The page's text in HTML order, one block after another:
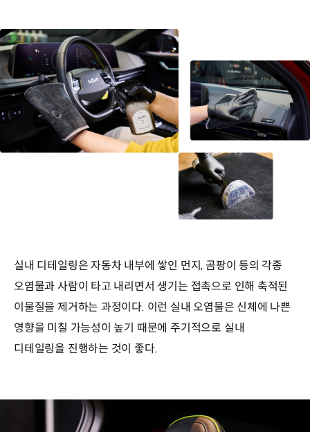
실내 디테일링은 자동차 내부에 쌓인 먼지, 곰팡이 등의 각종
오염물과 사람이 타고 내리면서 생기는 접촉으로 인해 축적된
이물질을 제거하는 과정이다. 이런 실내 오염물은 신체에 나쁜
영향을 미칠 가능성이 높기 때문에 주기적으로 실내
디테일링을 진행하는 것이 좋다.